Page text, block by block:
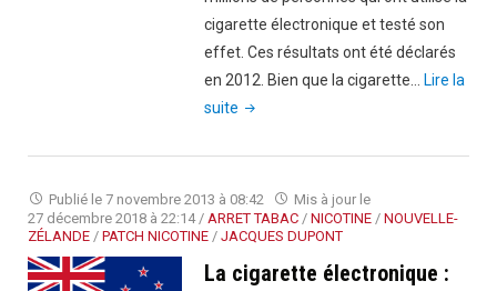
cigarette électronique et testé son
effet. Ces résultats ont été déclarés
en 2012. Bien que la cigarette…
Lire la
suite "Un
succès
la
cigarette
électronique
Publié le 7 novembre 2013 à 08:42
Mis à jour le
27 décembre 2018 à 22:14 / ARRET TABAC / NICOTINE / NOUVELLE-
ZÉLANDE / PATCH NICOTINE / JACQUES DUPONT
La cigarette électronique :